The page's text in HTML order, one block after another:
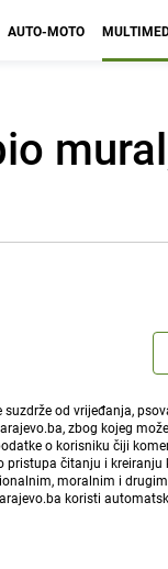
AUTO-MOTO
od vrijeđanja,
zbog kojeg
o korisniku čiji
čitanju i
moralnim i
koristi